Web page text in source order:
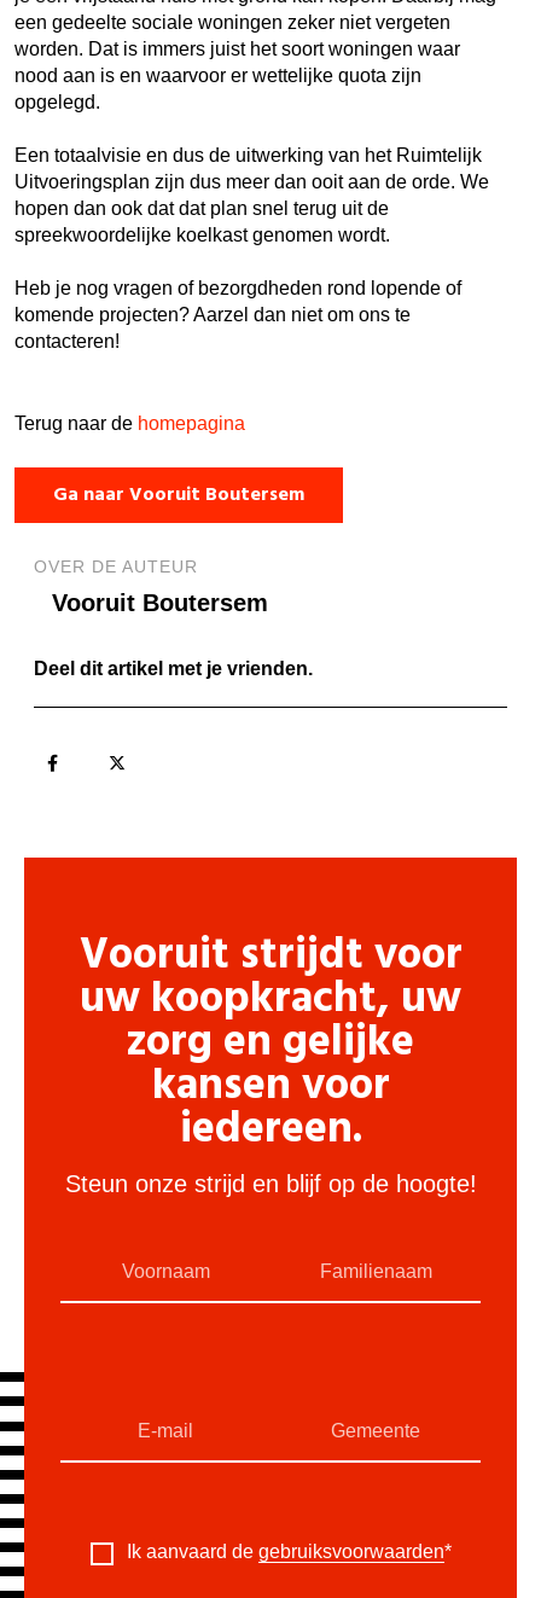
een gedeelte sociale woningen zeker niet vergeten
worden. Dat is immers juist het soort woningen waar
nood aan is en waarvoor er wettelijke quota zijn
opgelegd.
Een totaalvisie en dus de uitwerking van het Ruimtelijk
Uitvoeringsplan zijn dus meer dan ooit aan de orde. We
hopen dan ook dat dat plan snel terug uit de
spreekwoordelijke koelkast genomen wordt.
Heb je nog vragen of bezorgdheden rond lopende of
komende projecten? Aarzel dan niet om ons te
contacteren!
Terug naar de homepagina
Ga naar Vooruit Boutersem
OVER DE AUTEUR
Vooruit Boutersem
Deel dit artikel met je vrienden.
Vooruit strijdt voor
uw koopkracht, uw
zorg en gelijke
kansen voor
iedereen.
Steun onze strijd en blijf op de hoogte!
Ik aanvaard de gebruiksvoorwaarden*